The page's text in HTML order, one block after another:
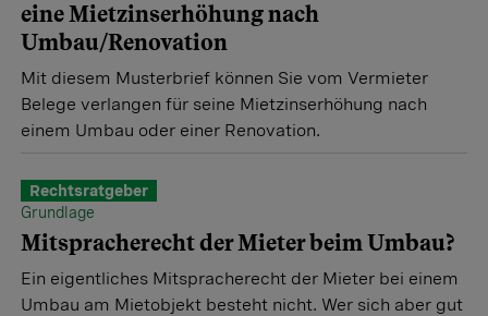
eine Mietzinserhöhung nach
Umbau/Renovation
Mit diesem Musterbrief können Sie vom Vermieter
Belege verlangen für seine Mietzinserhöhung nach
einem Umbau oder einer Renovation.
Rechtsratgeber
Grundlage
Mitspracherecht der Mieter beim Umbau?
Ein eigentliches Mitspracherecht der Mieter bei einem
Umbau am Mietobjekt besteht nicht. Wer sich aber gut